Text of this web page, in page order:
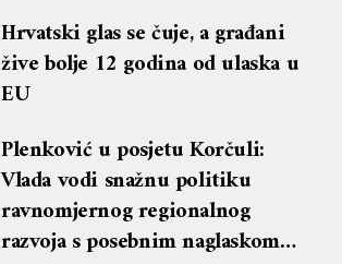
komentara
Hrvatski glas se čuje, a građani
žive bolje 12 godina od ulaska u
EU
Plenković u posjetu Korčuli:
Vlada vodi snažnu politiku
ravnomjernog regionalnog
razvoja s posebnim naglaskom